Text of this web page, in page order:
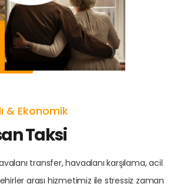
& Ekonomik
Taksi
transfer, havaalanı karşılama, acil
arası hizmetimiz ile stressiz zaman